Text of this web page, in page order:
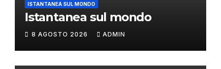
ISTANTANEA SUL MONDO
Istantanea sul mondo
8 AGOSTO 2026 ADMIN